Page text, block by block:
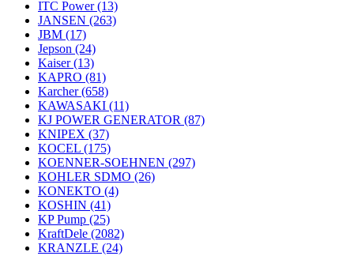
ITC Power(13)
JANSEN (263)
JBM (17)
Jepson (24)
Kaiser(13)
KAPRO (81)
Karcher(658)
KAWASAKI (11)
KJ POWER GENERATOR (87)
KNIPEX (37)
KOCEL (175)
KOENNER-SOEHNEN (297)
KOHLER SDMO (26)
KONEKTO (4)
KOSHIN (41)
KP Pump (25)
KraftDele (2082)
KRANZLE (24)